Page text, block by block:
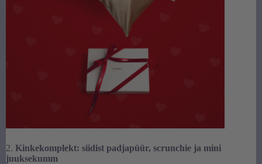
2. Kinkekomplekt: siidist padjapüür, scrunchie ja mini
juuksekumm